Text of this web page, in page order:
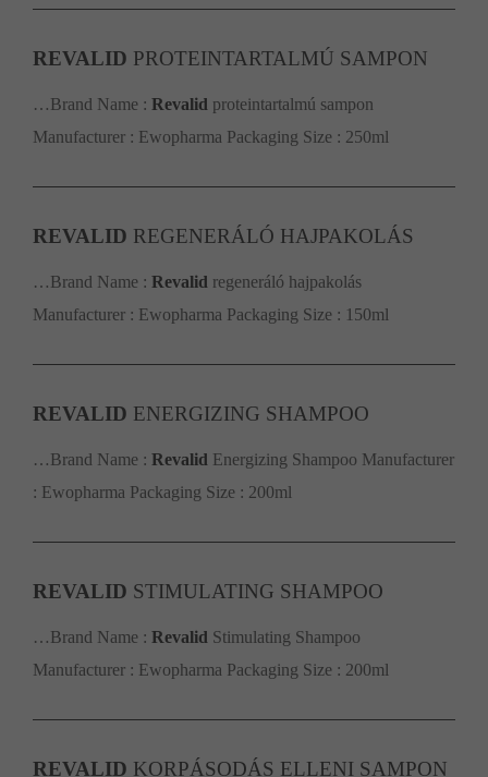
REVALID PROTEINTARTALMÚ SAMPON
…Brand Name : Revalid proteintartalmú sampon
Manufacturer : Ewopharma Packaging Size : 250ml
REVALID REGENERÁLÓ HAJPAKOLÁS
…Brand Name : Revalid regeneráló hajpakolás
Manufacturer : Ewopharma Packaging Size : 150ml
REVALID ENERGIZING SHAMPOO
…Brand Name : Revalid Energizing Shampoo Manufacturer
: Ewopharma Packaging Size : 200ml
REVALID STIMULATING SHAMPOO
…Brand Name : Revalid Stimulating Shampoo
Manufacturer : Ewopharma Packaging Size : 200ml
REVALID KORPÁSODÁS ELLENI SAMPON